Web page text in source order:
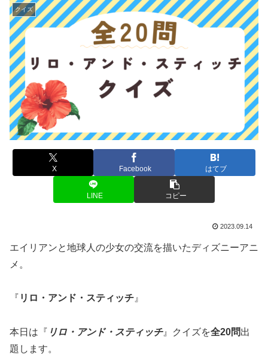
クイズ
X Facebook はてブ
LINE コピー
2023.09.14
エイリアンと地球人の少女の交流を描いたディズニーアニ
メ。
『 リロ・アンド・スティッチ 』
本日は『 リロ・アンド・スティッチ』クイズを全20問出
題します。